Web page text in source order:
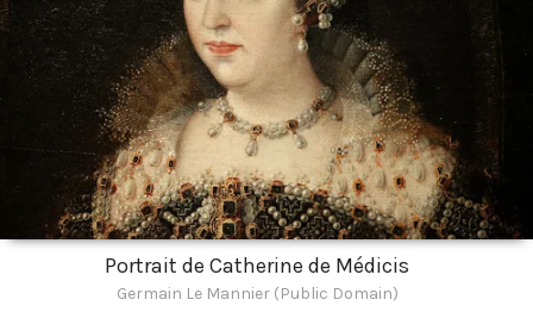
Portrait de Catherine de Médicis
Germain Le Mannier (Public Domain)